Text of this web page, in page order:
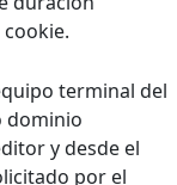
terminal del
dominio
y desde el
por el